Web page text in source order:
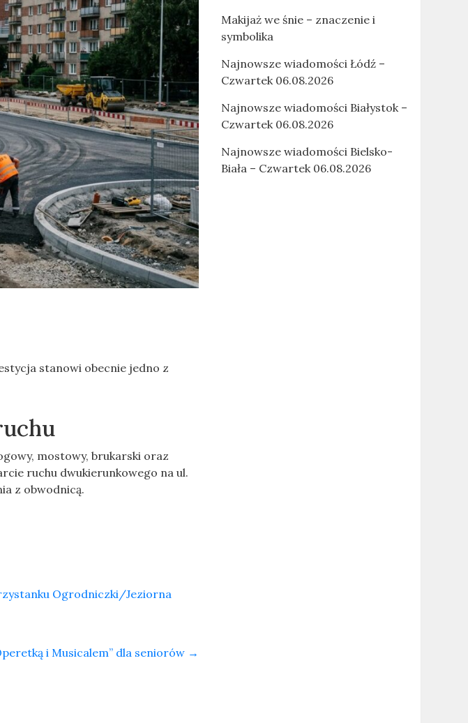
stanowi obecnie jedno z
mostowy, brukarski oraz
ruchu dwukierunkowego na ul.
z obwodnicą.
Ogrodniczki/Jeziorna
i Musicalem” dla seniorów →
Makijaż we śnie – znaczenie i
symbolika
Najnowsze wiadomości Łódź –
Czwartek 06.08.2026
Najnowsze wiadomości Białystok –
Czwartek 06.08.2026
Najnowsze wiadomości Bielsko-
Biała – Czwartek 06.08.2026